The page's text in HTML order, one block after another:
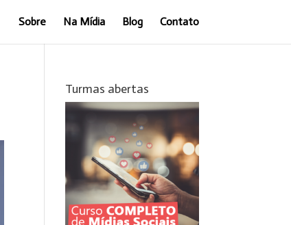
Sobre Na Mídia Blog Contato
Turmas abertas